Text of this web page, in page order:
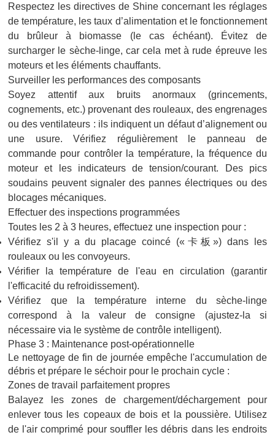
Respectez les directives de Shine concernant les réglages
de température, les taux d’alimentation et le fonctionnement
du brûleur à biomasse (le cas échéant). Évitez de
surcharger le sèche-linge, car cela met à rude épreuve les
moteurs et les éléments chauffants.
Surveiller les performances des composants
Soyez attentif aux bruits anormaux (grincements,
cognements, etc.) provenant des rouleaux, des engrenages
ou des ventilateurs : ils indiquent un défaut d’alignement ou
une usure. Vérifiez régulièrement le panneau de
commande pour contrôler la température, la fréquence du
moteur et les indicateurs de tension/courant. Des pics
soudains peuvent signaler des pannes électriques ou des
blocages mécaniques.
Effectuer des inspections programmées
Toutes les 2 à 3 heures, effectuez une inspection pour :
Vérifiez s'il y a du placage coincé («卡板») dans les
rouleaux ou les convoyeurs.
Vérifier la température de l'eau en circulation (garantir
l'efficacité du refroidissement).
Vérifiez que la température interne du sèche-linge
correspond à la valeur de consigne (ajustez-la si
nécessaire via le système de contrôle intelligent).
Phase 3 : Maintenance post-opérationnelle
Le nettoyage de fin de journée empêche l'accumulation de
débris et prépare le séchoir pour le prochain cycle :
Zones de travail parfaitement propres
Balayez les zones de chargement/déchargement pour
enlever tous les copeaux de bois et la poussière. Utilisez
de l'air comprimé pour souffler les débris dans les endroits